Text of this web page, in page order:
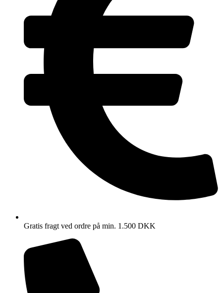
Gratis fragt ved ordre på min. 1.500 DKK